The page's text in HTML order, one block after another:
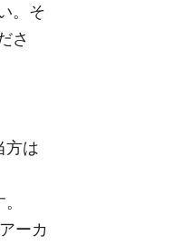
。そ
さ
方は
ーカ